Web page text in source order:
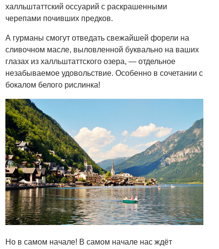
халльштаттский оссуарий с раскрашенными
черепами почивших предков.
А гурманы смогут отведать свежайшей форели на
сливочном масле, выловленной буквально на ваших
глазах из халльштаттского озера, — отдельное
незабываемое удовольствие. Особенно в сочетании с
бокалом белого рислинка!
Но в самом начале! В самом начале нас ждёт